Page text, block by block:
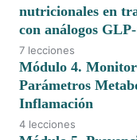
Psicología y
Psicología: Efectos
acción de los
nutricionales en
con análogos
Consideraciones
tratamiento con
Riesgos
uso de análogos
7 lecciones
Módulo 4.
Parámetros
Inflamación
4 lecciones